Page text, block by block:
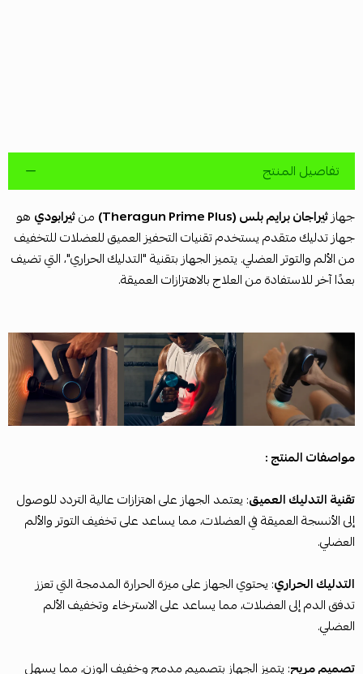
تفاصيل المنتج
جهازثيراجان برايم بلس (Theragun Prime Plus) منثيرابودي هو
جهاز تدليك متقدم يستخدم تقنيات التحفيز العميق للعضلات للتخفيف
من الألم والتوتر العضلي. يتميز الجهاز بتقنية "التدليك الحراري"، التي تضيف
بعدًا آخر للاستفادة من العلاج بالاهتزازات العميقة.
مواصفات المنتج :
تقنية التدليك العميق: يعتمد الجهاز على اهتزازات عالية التردد للوصول
إلى الأنسجة العميقة في العضلات، مما يساعد على تخفيف التوتر والألم
العضلي.
التدليك الحراري: يحتوي الجهاز على ميزة الحرارة المدمجة التي تعزز
تدفق الدم إلى العضلات، مما يساعد على الاسترخاء وتخفيف الألم
العضلي.
تصميم مريح: يتميز الجهاز بتصميم مدمج وخفيف الوزن، مما يسهل